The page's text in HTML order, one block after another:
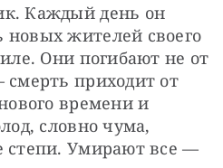
Каждый день он
жителей своего
Они погибают не от
приходит от
времени и
словно чума,
степи. Умирают все —